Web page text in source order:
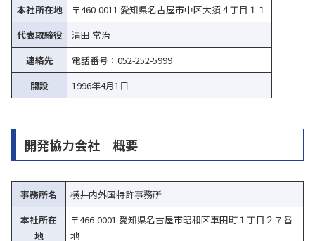
本社所在地
〒460-0011 愛知県名古屋市中区大須４丁目１１
代表取締役
清田 常治
連絡先
電話番号：052-252-5999
開設
1996年4月1日
開発協力会社 概要
事務所名
横井内外国特許事務所
本社所在
地
〒466-0001 愛知県名古屋市昭和区車田町１丁目２７番
地